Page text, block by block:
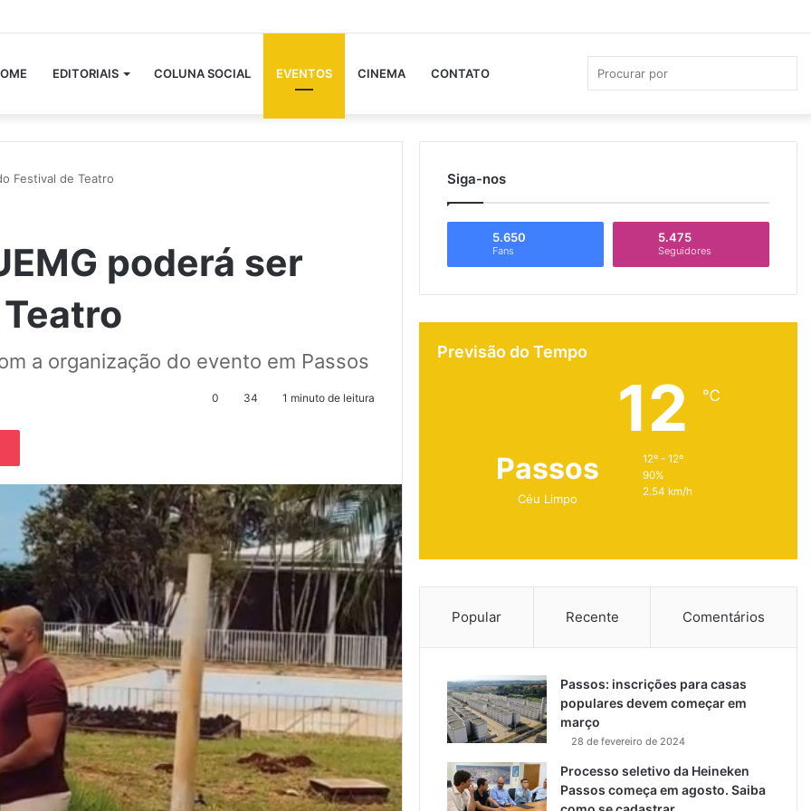
EDITORIAIS COLUNA SOCIAL EVENTOS CINEMA CONTATO
Festival de Teatro
poderá ser
a organização do evento em Passos
0 34 1 minuto de leitura
Pocket
Siga-nos
5.650
Fans
5.475
Seguidores
Previsão do Tempo
Passos
Céu Limpo
12 ℃
12º - 12º
90%
2.54 km/h
Popular Recente Comentários
Passos: inscrições para casas
populares devem começar em
março
28 de fevereiro de 2024
Processo seletivo da Heineken
Passos começa em agosto. Saiba